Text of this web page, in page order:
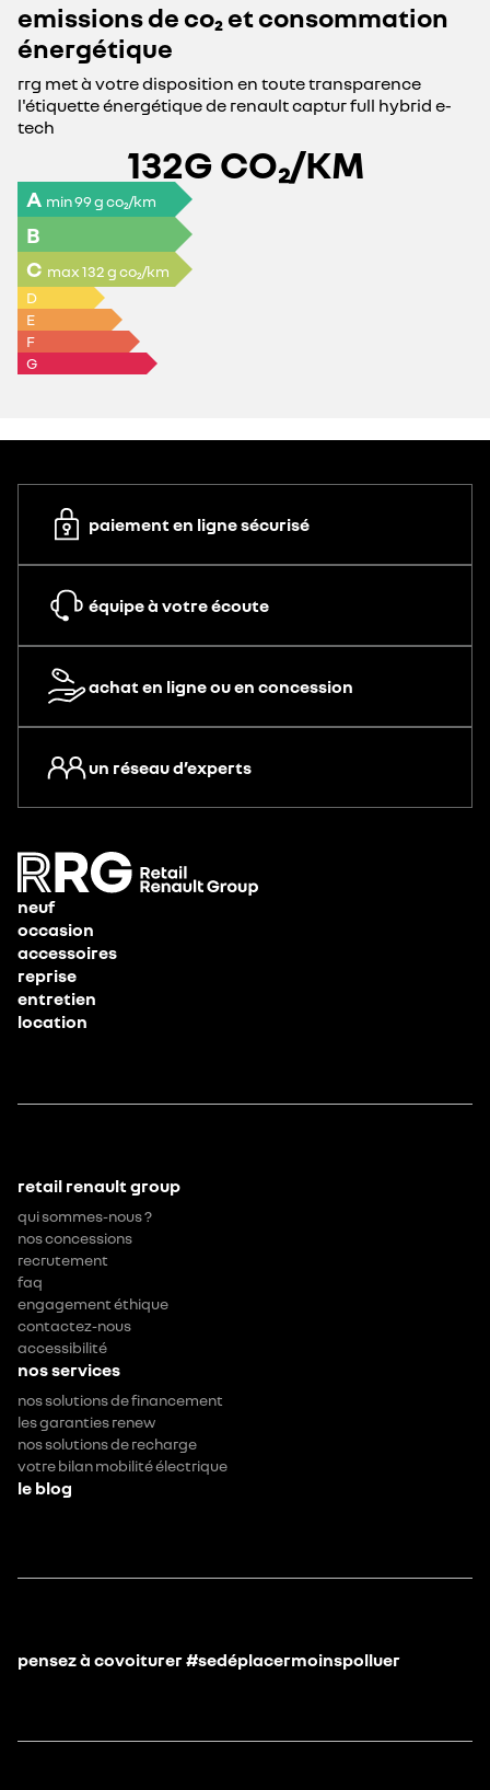
emissions de co₂ et consommation
énergétique
rrg met à votre disposition en toute transparence
l'étiquette énergétique de renaultcaptur full hybrid e-
tech
132G CO₂/KM
A min 99 g co₂/km
B
C max 132 g co₂/km
D
E
F
G
paiement en ligne sécurisé
équipe à votre écoute
achat en ligne ou en concession
un réseau d’experts
neuf
occasion
accessoires
reprise
entretien
location
retail renault group
qui sommes-nous ?
nos concessions
recrutement
faq
engagement éthique
contactez-nous
accessibilité
nos services
nos solutions de financement
les garanties renew
nos solutions de recharge
votre bilan mobilité électrique
le blog
pensez à covoiturer #sedéplacermoinspolluer